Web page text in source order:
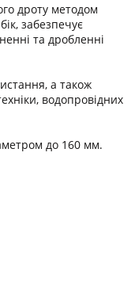
дроту методом
забезпечує
та дробленні
а також
водопровідних
до 160 мм.